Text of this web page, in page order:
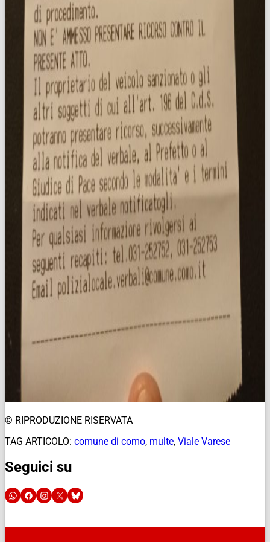
© RIPRODUZIONE RISERVATA
TAG ARTICOLO: comune di como, multe, Viale Varese
Seguici su